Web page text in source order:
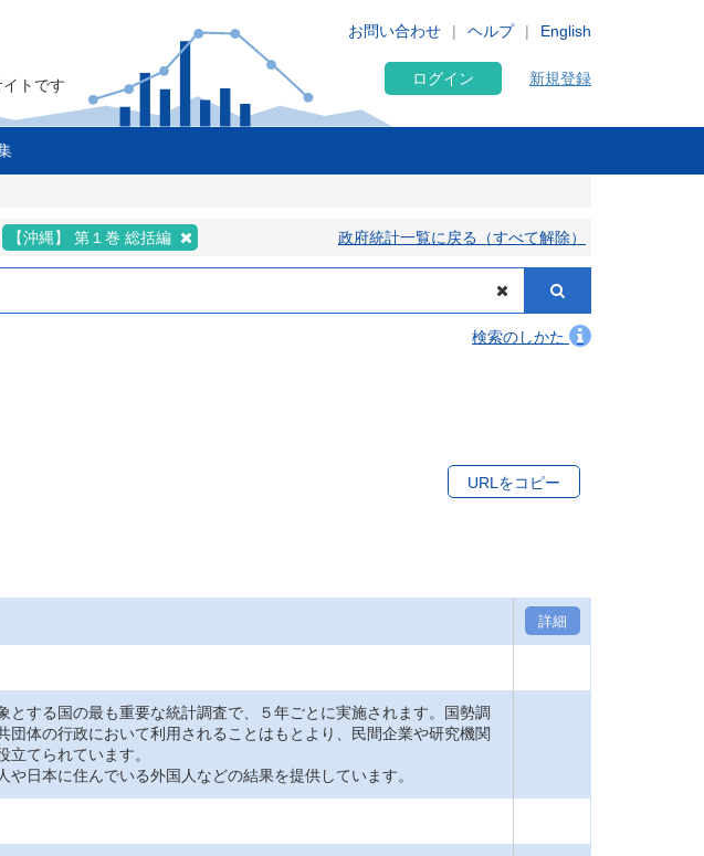
English
お問い合わせ ヘルプ
トです ログイン 新規登録
【沖縄】 第１巻 総括編 政府統計一覧に戻る（すべて解除）
検索のしかた
URLをコピー
詳細
する国の最も重要な統計調査で、５年ごとに実施されます。国勢調
体の行政において利用されることはもとより、民間企業や研究機関
てられています。
日本に住んでいる外国人などの結果を提供しています。